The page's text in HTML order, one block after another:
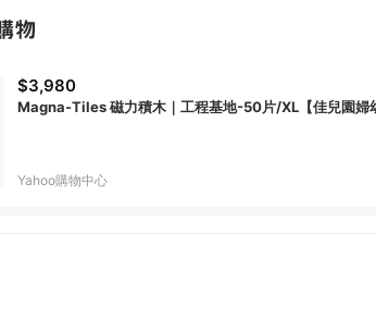
$3,980
Magna-Tiles 磁力積木｜工程基地-50片/XL【佳兒園婦
Yahoo購物中心